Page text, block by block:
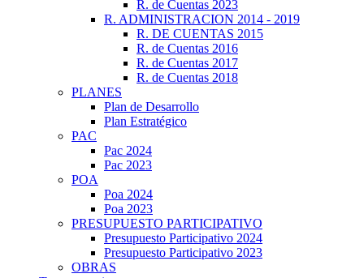
R. de Cuentas 2023
R. ADMINISTRACION 2014 - 2019
R. DE CUENTAS 2015
R. de Cuentas 2016
R. de Cuentas 2017
R. de Cuentas 2018
PLANES
Plan de Desarrollo
Plan Estratégico
PAC
Pac 2024
Pac 2023
POA
Poa 2024
Poa 2023
PRESUPUESTO PARTICIPATIVO
Presupuesto Participativo 2024
Presupuesto Participativo 2023
OBRAS